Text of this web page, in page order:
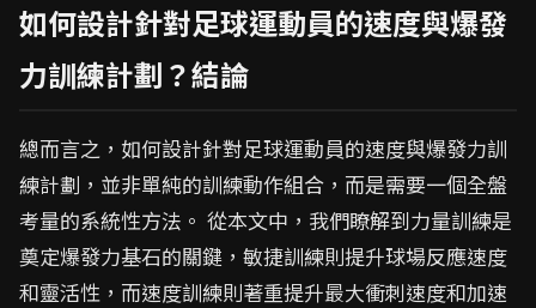
如何設計針對足球運動員的速度與爆發
力訓練計劃？結論
總而言之，如何設計針對足球運動員的速度與爆發力訓
練計劃，並非單純的訓練動作組合，而是需要一個全盤
考量的系統性方法。 從本文中，我們瞭解到力量訓練是
奠定爆發力基石的關鍵，敏捷訓練則提升球場反應速度
和靈活性，而速度訓練則著重提升最大衝刺速度和加速